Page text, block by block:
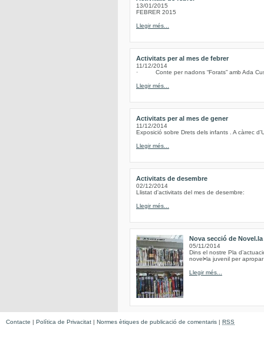
13/01/2015
FEBRER 2015
Llegir més...
Activitats per al mes de febrer
11/12/2014
· Conte per nadons “Forats” amb Ada
Llegir més...
Activitats per al mes de gener
11/12/2014
Exposició sobre Drets dels infants . A càrrec
Llegir més...
Activitats de desembre
02/12/2014
Llistat d'activitats del mes de desembre:
Llegir més...
Nova secció de
05/11/2014
Dins el nostre Pla
novel•la juvenil per
Llegir més...
Contacte | Política de Privacitat | Normes ètiques de publicació de comentaris | RSS